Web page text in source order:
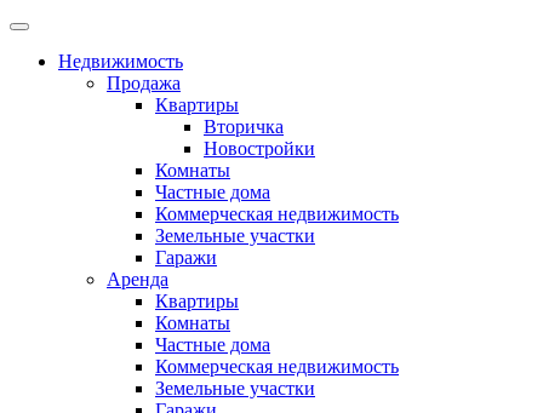
Недвижимость
Продажа
Квартиры
Вторичка
Новостройки
Комнаты
Частные дома
Коммерческая недвижимость
Земельные участки
Гаражи
Аренда
Квартиры
Комнаты
Частные дома
Коммерческая недвижимость
Земельные участки